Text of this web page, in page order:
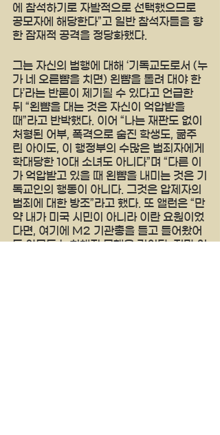
에 참석하기로 자발적으로 선택했으므로
공모자에 해당한다”고 일반 참석자들을 향
한 잠재적 공격을 정당화했다.
그는 자신의 범행에 대해 ‘기독교도로서 (누
가 네 오른뺨을 치면) 왼뺨을 돌려 대야 한
다’라는 반론이 제기될 수 있다고 언급한
뒤 “왼뺨을 대는 것은 자신이 억압받을
때”라고 반박했다. 이어 “나는 재판도 없이
처형된 어부, 폭격으로 숨진 학생도, 굶주
린 아이도, 이 행정부의 수많은 범죄자에게
학대당한 10대 소녀도 아니다”며 “다른 이
가 억압받고 있을 때 왼뺨을 내미는 것은 기
독교인의 행동이 아니다. 그것은 압제자의
범죄에 대한 방조”라고 했다. 또 앨런은 “만
약 내가 미국 시민이 아니라 이란 요원이었
다면, 여기에 M2 기관총을 들고 들어왔어
도 아무도 눈치채지 못했을 것이다. 정말 어